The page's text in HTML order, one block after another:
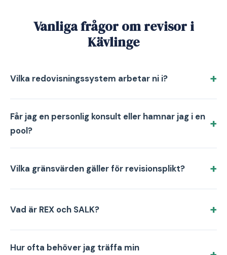
Vanliga frågor om revisor i
Kävlinge
Vilka redovisningssystem arbetar ni i?
Får jag en personlig konsult eller hamnar jag i en
pool?
Vilka gränsvärden gäller för revisionsplikt?
Vad är REX och SALK?
Hur ofta behöver jag träffa min